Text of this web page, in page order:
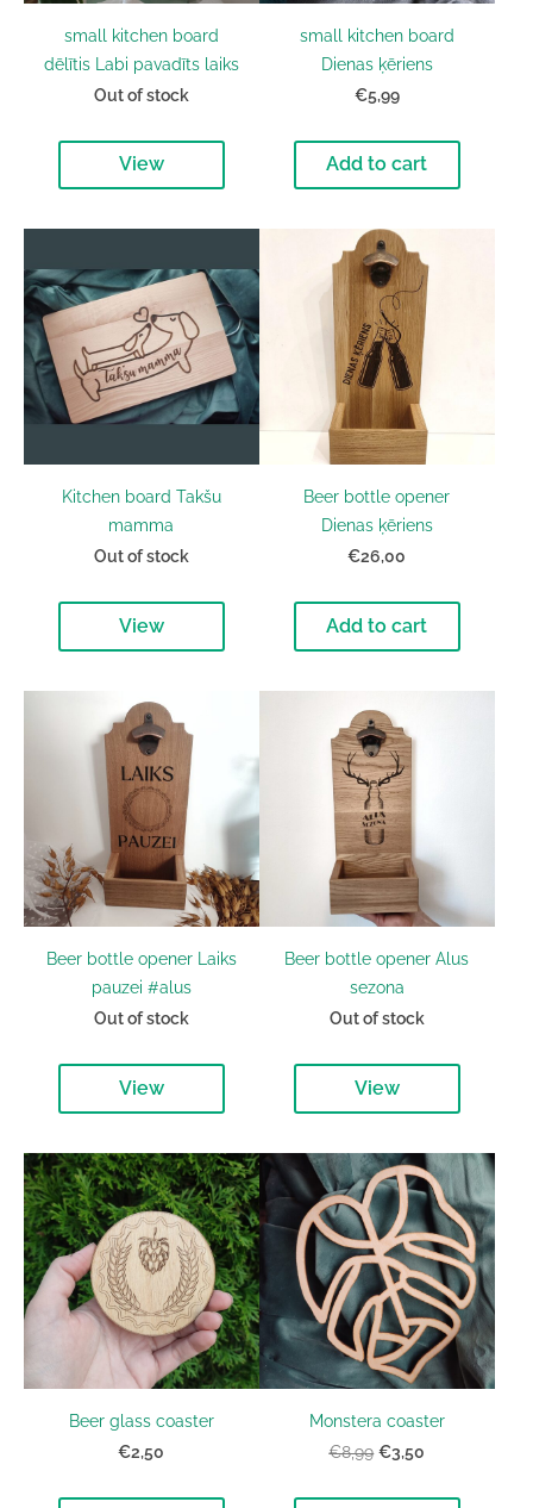
small kitchen board
dēlītis Labi pavadīts laiks
Out of stock
View
small kitchen board
Dienas ķēriens
€5,99
Add to cart
Kitchen board Takšu
mamma
Out of stock
View
Beer bottle opener
Dienas ķēriens
€26,00
Add to cart
Beer bottle opener Laiks
pauzei #alus
Out of stock
View
Beer bottle opener Alus
sezona
Out of stock
View
Beer glass coaster
€2,50
Monstera coaster
€8,99 €3,50